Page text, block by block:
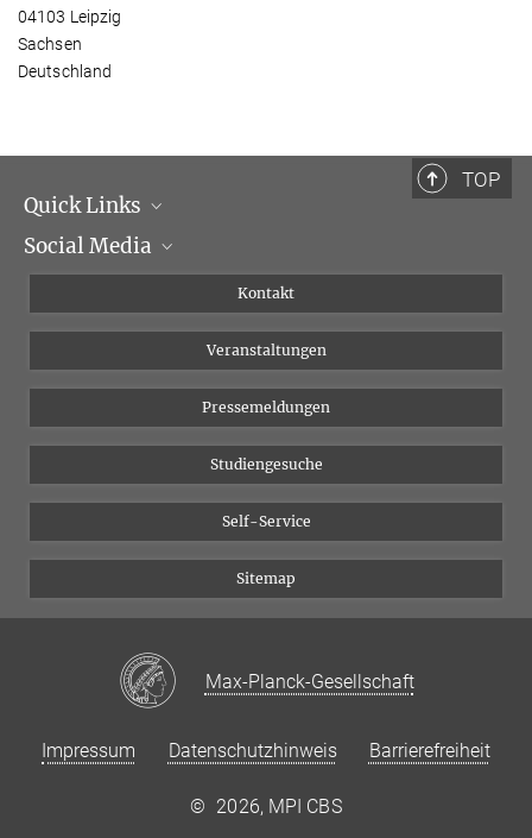
04103 Leipzig
Sachsen
Deutschland
TOP
Quick Links
Institutsleitung
Social Media
YouTube
Kontakt
Veranstaltungen
Pressemeldungen
Studiengesuche
Self-Service
Sitemap
Max-Planck-Gesellschaft
Impressum Datenschutzhinweis Barrierefreiheit
© 2026, MPI CBS